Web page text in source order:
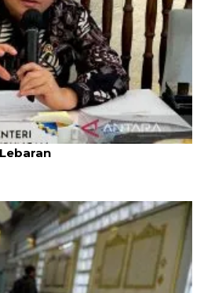
pemudik terbesar dari